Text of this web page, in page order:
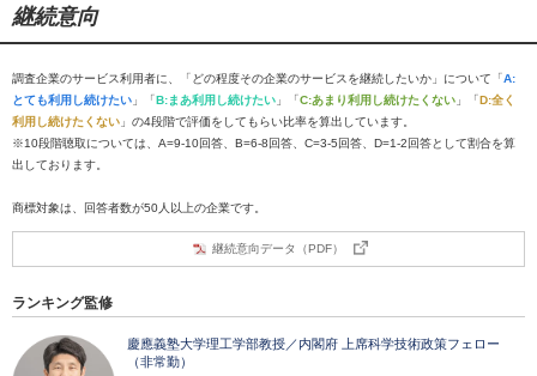
継続意向
調査企業のサービス利用者に、「どの程度その企業のサービスを継続したいか」について「A:
とても利用し続けたい 」「B:まあ利用し続けたい 」「C:あまり利用し続けたくない 」「D:全く
利用し続けたくない 」の4段階で評価をしてもらい比率を算出しています。
※10段階聴取については、A=9-10回答、B=6-8回答、C=3-5回答、D=1-2回答として割合を算
出しております。
商標対象は、回答者数が50人以上の企業です。
継続意向データ（PDF）
ランキング監修
慶應義塾大学理工学部教授／内閣府 上席科学技術政策フェロー
（非常勤）